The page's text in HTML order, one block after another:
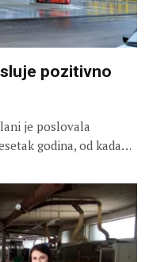
pozitivno
je poslovala
godina, od kada…